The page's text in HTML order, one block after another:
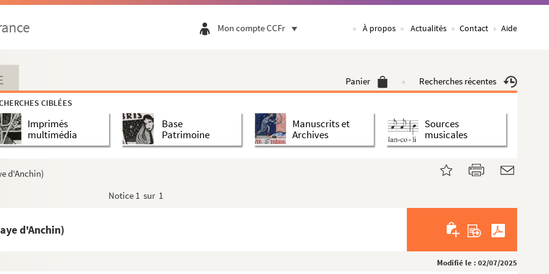
Mon compte CCFr À propos Actualités Contact Aide
Panier Recherches récentes
CIBLÉES
Imprimés
multimédia
Base
Patrimoine
Manuscrits et
Archives
Sources
musicales
d'Anchin)
Notice 1 sur 1
d'Anchin)
Modifié le : 02/07/2025
du Nord